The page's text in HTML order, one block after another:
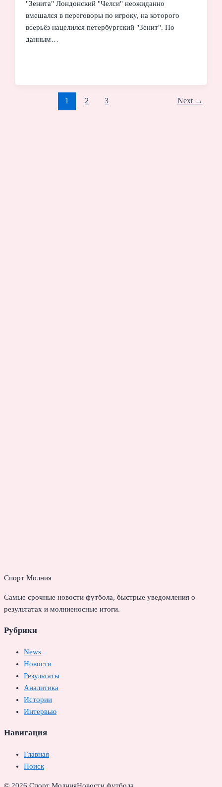
"Зенита" Лондонский "Челси" неожиданно
вмешался в переговоры по игроку, на которого
всерьёз нацелился петербургский "Зенит". По
данным…
1 2 3 Next →
Спорт Молния
Самые срочные новости футбола, быстрые уведомления о
результатах и молниеносные итоги.
Рубрики
News
Новости
Результаты
Аналитика
Истории
Интервью
Навигация
Главная
Поиск